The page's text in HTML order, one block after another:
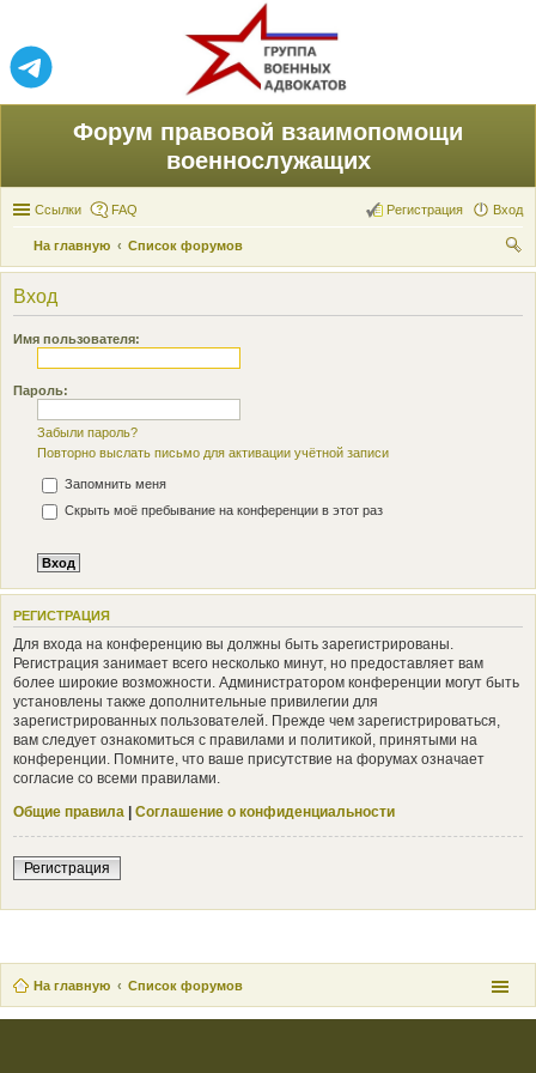
Форум правовой взаимопомощи
военнослужащих
Ссылки FAQ Вход
Регистрация
На главную
Список форумов
ои
Вход
Имя пользователя:
Пароль:
Забыли пароль?
Повторно выслать письмо для активации учётной записи
Запомнить меня
Скрыть моё пребывание на конференции в этот раз
РЕГИСТРАЦИЯ
Для входа на конференцию вы должны быть зарегистрированы.
Регистрация занимает всего несколько минут, но предоставляет вам
более широкие возможности. Администратором конференции могут быть
установлены также дополнительные привилегии для
зарегистрированных пользователей. Прежде чем зарегистрироваться,
вам следует ознакомиться с правилами и политикой, принятыми на
конференции. Помните, что ваше присутствие на форумах означает
согласие со всеми правилами.
Общие правила | Соглашение о конфиденциальности
Регистрация
На главную Список форумов